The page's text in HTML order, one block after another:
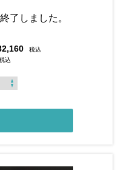
了しました。
税込
込